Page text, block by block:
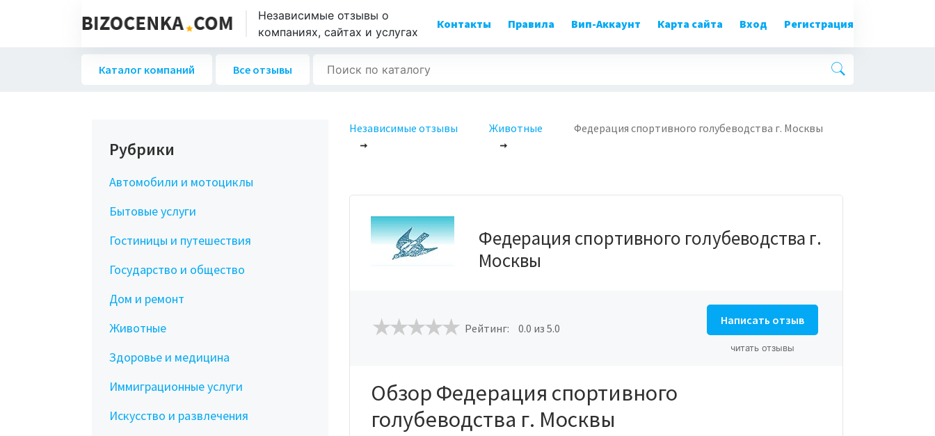
Независимые отзывы о
компаниях, сайтах и услугах
Контакты Правила Вип-Аккаунт Карта сайта Вход Регистрация
Каталог компаний Все отзывы
Независимые отзывы Животные Федерация спортивного голубеводства г. Москвы
Федерация спортивного голубеводства г.
Москвы
Рейтинг: 0.0 из 5.0
Написать отзыв
читать отзывы
Обзор Федерация спортивного
голубеводства г. Москвы
Рубрики
Автомобили и мотоциклы
Бытовые услуги
Гостиницы и путешествия
Государство и общество
Дом и ремонт
Животные
Здоровье и медицина
Иммиграционные услуги
Искусство и развлечения